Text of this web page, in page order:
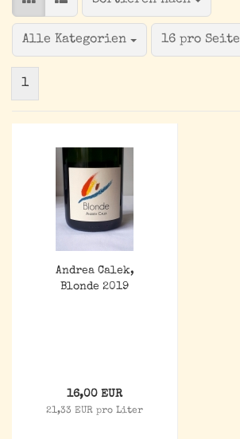
Alle Kategorien 16 pro Seite
pro Seite
1
Andrea Calek,
Blonde 2019
16,00 EUR
21,33 EUR pro Liter